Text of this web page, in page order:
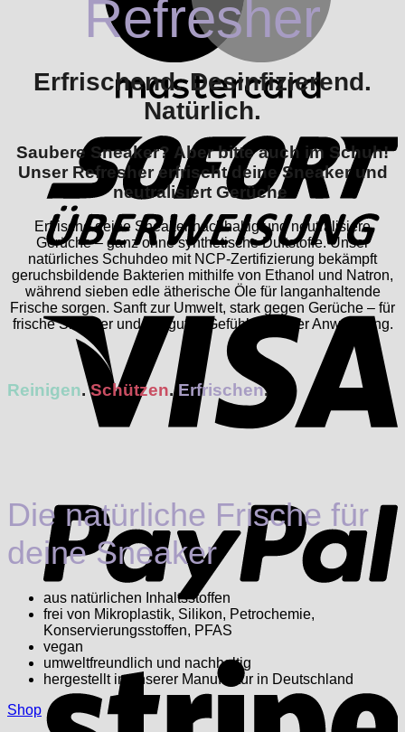
Refresher
Erfrischend. Desinfizierend.
Natürlich.
Saubere Sneaker? Aber bitte auch im Schuh!
Unser Refresher erfrischt deine Sneaker und
neutralisiert Gerüche
Erfrische deine Sneaker nachhaltig und neutralisiere
Gerüche – ganz ohne synthetische Duftstoffe. Unser
natürliches Schuhdeo mit NCP-Zertifizierung bekämpft
geruchsbildende Bakterien mithilfe von Ethanol und Natron,
während sieben edle ätherische Öle für langanhaltende
Frische sorgen. Sanft zur Umwelt, stark gegen Gerüche – für
frische Sneaker und ein gutes Gefühl bei jeder Anwendung.
Reinigen.Schützen.Erfrischen.
Die natürliche Frische für
deine Sneaker
aus natürlichen Inhaltsstoffen
frei von Mikroplastik, Silikon, Petrochemie,
Konservierungsstoffen, PFAS
vegan
umweltfreundlich und nachhaltig
hergestellt in unserer Manufaktur in Deutschland
Shop